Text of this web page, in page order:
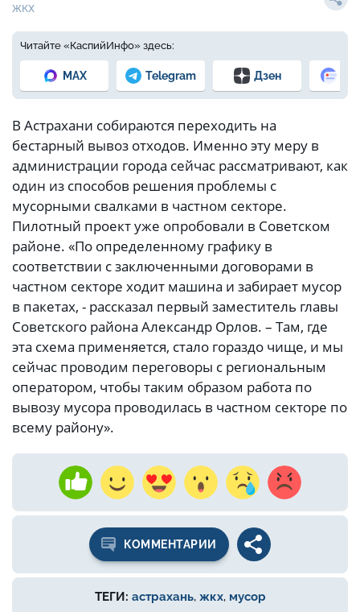
ЖКХ
Читайте «КаспийИнфо» здесь:
MAX Telegram Дзен
В Астрахани собираются переходить на
бестарный вывоз отходов. Именно эту меру в
администрации города сейчас рассматривают, как
один из способов решения проблемы с
мусорными свалками в частном секторе.
Пилотный проект уже опробовали в Советском
районе. «По определенному графику в
соответствии с заключенными договорами в
частном секторе ходит машина и забирает мусор
в пакетах, - рассказал первый заместитель главы
Советского района Александр Орлов. – Там, где
эта схема применяется, стало гораздо чище, и мы
сейчас проводим переговоры с региональным
оператором, чтобы таким образом работа по
вывозу мусора проводилась в частном секторе по
всему району».
КОММЕНТАРИИ
ТЕГИ: астрахань, жкх, мусор